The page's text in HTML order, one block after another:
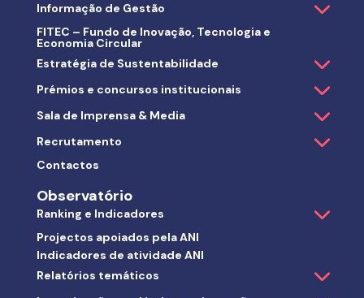
Informação de Gestão
FITEC – Fundo de Inovação, Tecnologia e
Economia Circular
Estratégia de Sustentabilidade
Prémios e concursos institucionais
Sala de Imprensa & Media
Recrutamento
Contactos
Observatório
Ranking e Indicadores
Projectos apoiados pela ANI
Indicadores de atividade ANI
Relatórios temáticos